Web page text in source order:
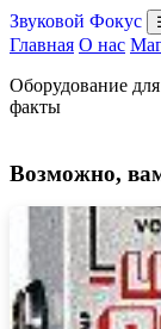
Звуковой Фокус
Главная О нас
Оборудование
факты
Возможно,